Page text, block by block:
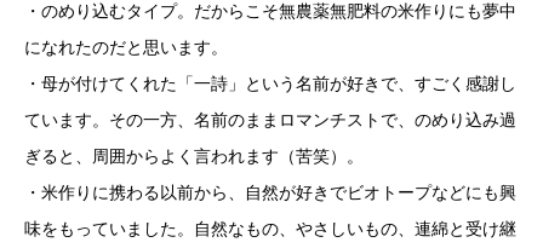
・のめり込むタイプ。だからこそ無農薬無肥料の米作りにも夢中
になれたのだと思います。
・母が付けてくれた「一詩」という名前が好きで、すごく感謝し
ています。その一方、名前のままロマンチストで、のめり込み過
ぎると、周囲からよく言われます（苦笑）。
・米作りに携わる以前から、自然が好きでビオトープなどにも興
味をもっていました。自然なもの、やさしいもの、連綿と受け継